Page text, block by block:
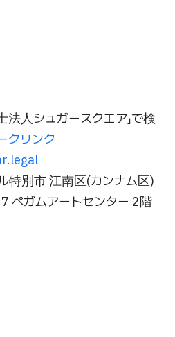
法人シュガースクエア」で検
クリンク
特別市 江南区(カンナム区)
ペガムアートセンター 2階